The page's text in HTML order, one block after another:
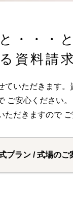
・・・
資料請
ていただきます
ご安心ください
だきますので ご
プラン / 式場の